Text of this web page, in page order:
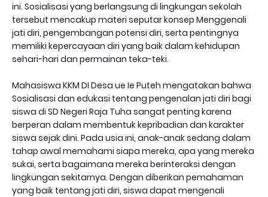
ini. Sosialisasi yang berlangsung di lingkungan sekolah
tersebut mencakup materi seputar konsep Menggenali
jati diri, pengembangan potensi diri, serta pentingnya
memiliki kepercayaan diri yang baik dalam kehidupan
sehari-hari dan permainan teka-teki.
Mahasiswa KKM DI Desa ue Ie Puteh mengatakan bahwa
Sosialisasi dan edukasi tentang pengenalan jati diri bagi
siswa di SD Negeri Raja Tuha sangat penting karena
berperan dalam membentuk kepribadian dan karakter
siswa sejak dini. Pada usia ini, anak-anak sedang dalam
tahap awal memahami siapa mereka, apa yang mereka
sukai, serta bagaimana mereka berinteraksi dengan
lingkungan sekitarnya. Dengan diberikan pemahaman
yang baik tentang jati diri, siswa dapat mengenali